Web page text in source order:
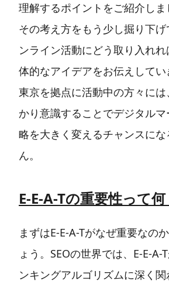
理解するポイントをご紹介しま
その考え方をもう少し掘り下げ
ンライン活動にどう取り入れ
体的なアイデアをお伝えして
東京を拠点に活動中の方々には
かり意識することでデジタル
略を大きく変えるチャンスに
ん。
E-E-A-Tの重要性って何
まずはE-E-A-Tがなぜ重要なの
ょう。SEOの世界では、E-E-A-
ンキングアルゴリズムに深く